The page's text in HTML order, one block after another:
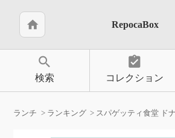
home RepocaBox
search
検索
assignment_turned_in
コレクション
ランチ ランキング スパゲッティ食堂 ド